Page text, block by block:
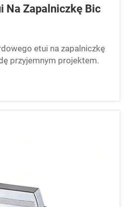
Na Zapalniczkę Bic
etui na zapalniczkę
przyjemnym projektem.
Twoją zapalniczkę, ale
własny styl. Możesz
do Twojej